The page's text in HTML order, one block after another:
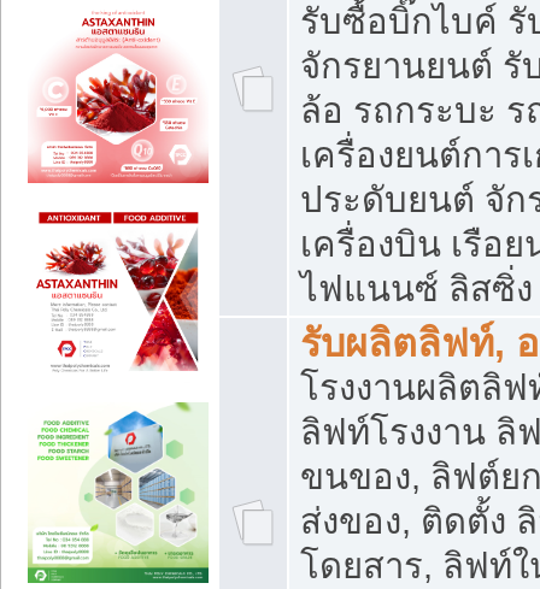
รับซื้อบิ๊กไบค์
จักรยานยนต์ รั
ล้อ รถกระบะ
เครื่องยนต์การ
ประดับยนต์ จัก
เครื่องบิน เรือ
ไฟแนนซ์ ลิสซิ่ง
รับผลิตลิฟท์,
โรงงานผลิตลิ
ลิฟท์โรงงาน ลิ
ขนของ, ลิฟต์ย
ส่งของ, ติดตั้ง
โดยสาร, ลิฟท์